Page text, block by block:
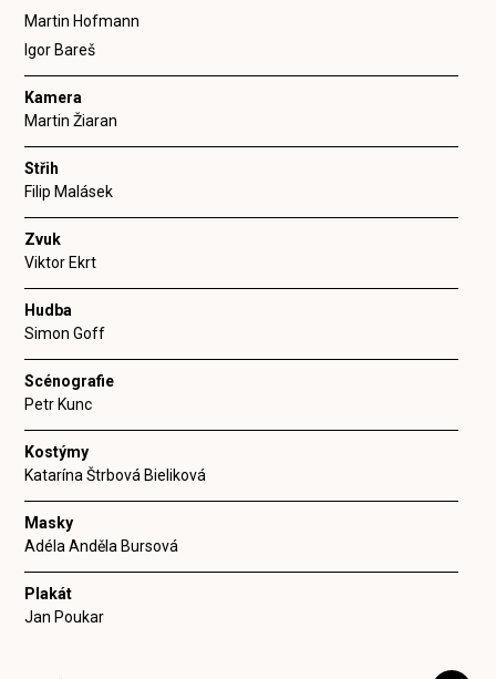
Martin Hofmann
Igor Bareš
Kamera
Martin Žiaran
Střih
Filip Malásek
Zvuk
Viktor Ekrt
Hudba
Simon Goff
Scénografie
Petr Kunc
Kostýmy
Katarína Štrbová Bieliková
Masky
Adéla Anděla Bursová
Plakát
Jan Poukar